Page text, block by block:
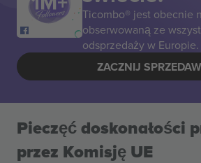
Ticombo® jest obecnie
obserwowaną ze
odsprzedaży w
ZACZNIJ
Pieczęć doskonałości
przez Komisję UE